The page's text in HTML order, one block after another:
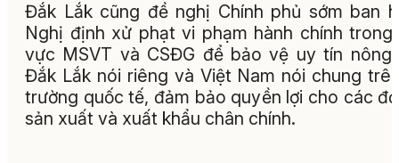
Đắk Lắk cũng đề nghị Chính phủ sớm ban
Nghị định xử phạt vi phạm hành chính trong
vực MSVT và CSĐG để bảo vệ uy tín nông
Đắk Lắk nói riêng và Việt Nam nói chung
trường quốc tế, đảm bảo quyền lợi cho các
sản xuất và xuất khẩu chân chính.